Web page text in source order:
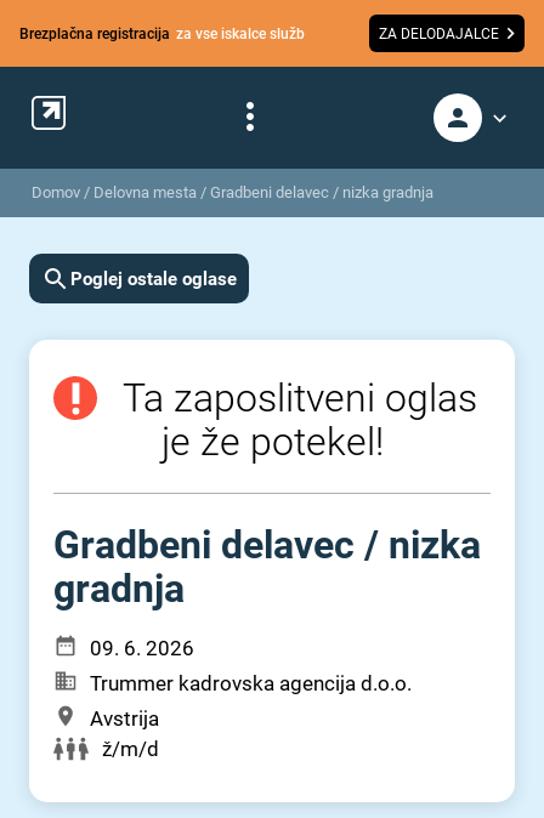
Brezplačna registracija za vse iskalce služb ZA DELODAJALCE
Domov / Delovna mesta / Gradbeni delavec / nizka gradnja
Poglej ostale oglase
Ta zaposlitveni oglas
je že potekel!
Gradbeni delavec ⁠/⁠ nizka
gradnja
09. 6. 2026
Trummer kadrovska agencija d.o.o.
Avstrija
ž/m/d